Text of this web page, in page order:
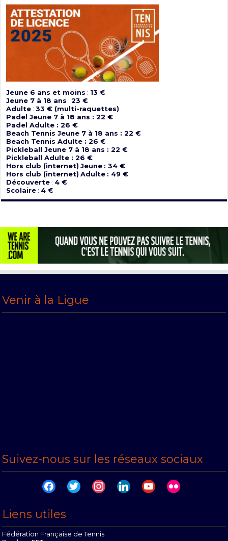
Jeune 6 ans et moins : 13 €
Jeune 7 à 18 ans :23 €
Adulte :33 € (multi-raquettes)
Padel Jeune 7 à 18 ans : 22 €
Padel Adulte : 26 €
Beach Tennis Jeune 7 à 18 ans : 22 €
Beach Tennis Adulte : 26 €
Pickleball Jeune 7 à 18 ans : 22 €
Pickleball Adulte : 26 €
Hors club (internet) Jeune : 34 €
Hors club (internet) Adulte : 49 €
Découverte : 4 €
Scolaire : 4 €
Venir à la Ligue
Suivez-nous sur les réseaux sociaux
facebooktwitter instagramlinkedinyoutubeflickr
Liens utiles
Fédération Française de Tennis